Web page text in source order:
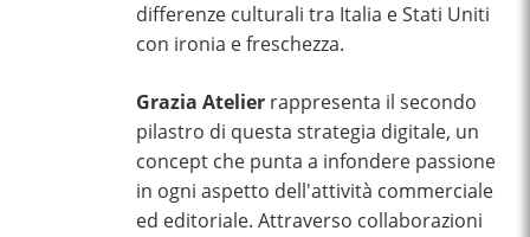
differenze culturali tra Italia e Stati Uniti
con ironia e freschezza.
Grazia Atelier rappresenta il secondo
pilastro di questa strategia digitale, un
concept che punta a infondere passione
in ogni aspetto dell'attività commerciale
ed editoriale. Attraverso collaborazioni